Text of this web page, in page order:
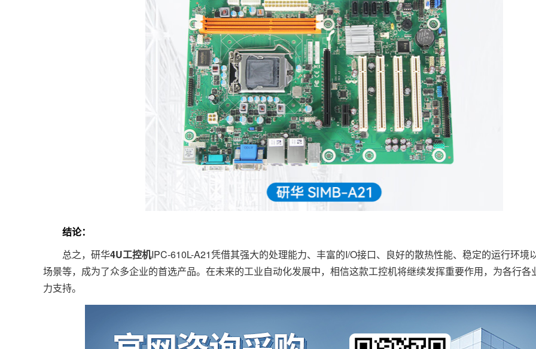
结论：
总之，研华4U工控机IPC-610L-A21凭借其强大的处理能力、丰富的I/O接口、良好的散热性能、稳定的运行环境
场景等，成为了众多企业的首选产品。在未来的工业自动化发展中，相信这款工控机将继续发挥重要作用，为各行各
力支持。